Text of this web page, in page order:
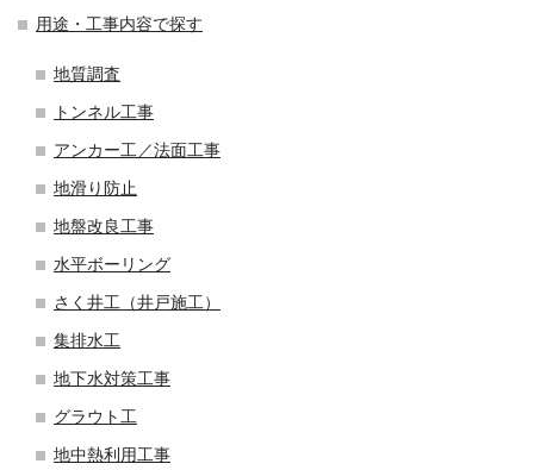
用途・工事内容で探す
地質調査
トンネル工事
アンカー工／法面工事
地滑り防止
地盤改良工事
水平ボーリング
さく井工（井戸施工）
集排水工
地下水対策工事
グラウト工
地中熱利用工事